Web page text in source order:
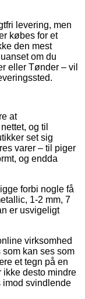
levering, men
købes for et
den mest
om du
eller Tønder – vil
at
og til
set sig
varer – til piger
og endda
forbi nogle få
1-2 mm, 7
er usvigeligt
virksomhed
kan ses som
et tegn på en
ikke desto mindre
imod svindlende